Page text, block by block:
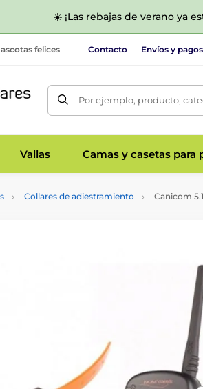
☀️ ¡Las rebajas de verano ya
felices Contacto Envíos y pagos
Por ejemplo, producto,
Vallas Camas y casetas para
Collares de adiestramiento Canicom